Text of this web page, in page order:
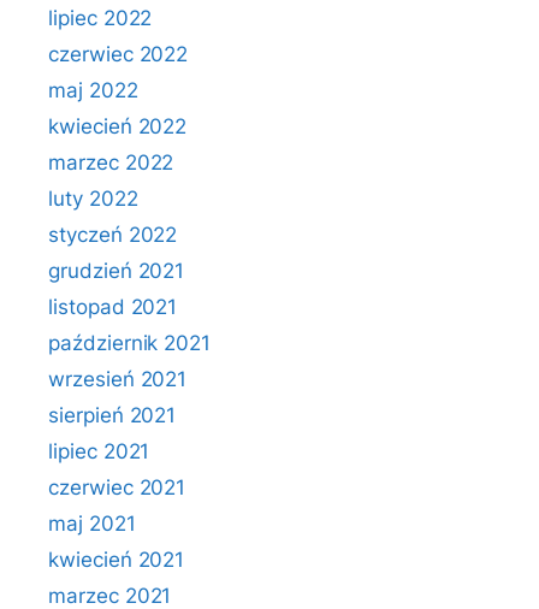
lipiec 2022
czerwiec 2022
maj 2022
kwiecień 2022
marzec 2022
luty 2022
styczeń 2022
grudzień 2021
listopad 2021
październik 2021
wrzesień 2021
sierpień 2021
lipiec 2021
czerwiec 2021
maj 2021
kwiecień 2021
marzec 2021